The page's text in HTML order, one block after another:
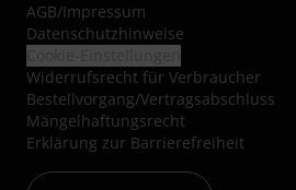
AGB/Impressum
Datenschutzhinweise
Widerrufsrecht für Verbraucher
Bestellvorgang/Vertragsabschluss
Mängelhaftungsrecht
Erklärung zur Barrierefreiheit